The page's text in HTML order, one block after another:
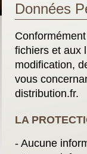
Données
fichiers et aux
modification,
vous
distribution.fr.
LA
- Aucune